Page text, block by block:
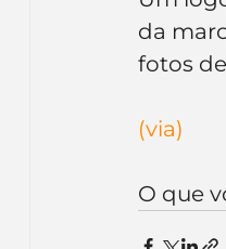
da
fotos
(via)
O que